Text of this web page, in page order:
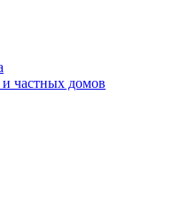
частных домов